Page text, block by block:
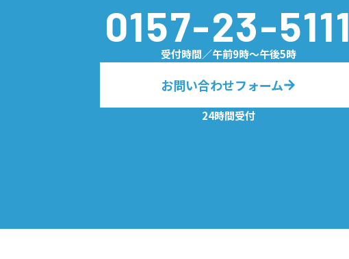
0157-23-5111
受付時間／午前9時〜午後5時
お問い合わせフォーム
24時間受付